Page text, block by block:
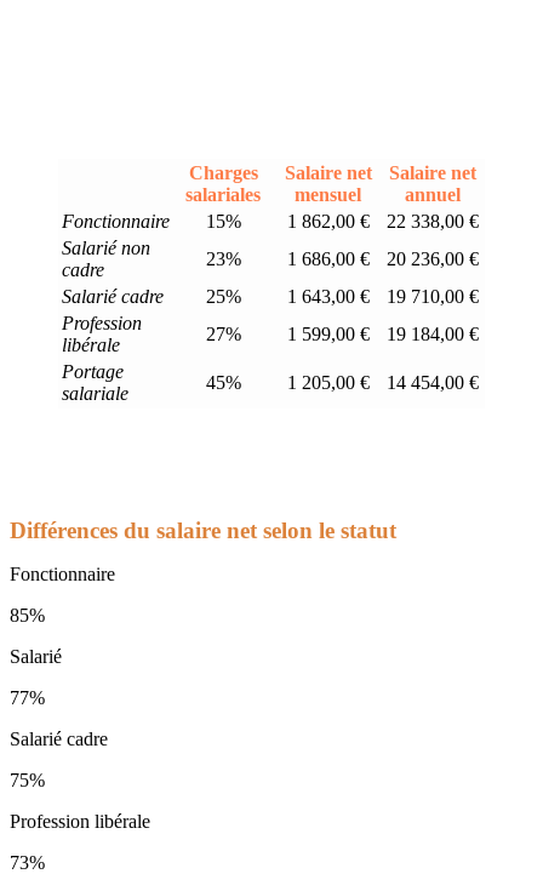
Charges
salariales
Salaire net
mensuel
Salaire net
annuel
Fonctionnaire
15% 1 862,00 €
22 338,00 €
Salarié non
cadre
23% 1 686,00 €
20 236,00 €
Salarié cadre
25% 1 643,00 €
19 710,00 €
Profession
libérale
27% 1 599,00 €
19 184,00 €
Portage
salariale
45% 1 205,00 € 14 454,00 €
Différences du salaire net selon le statut
Fonctionnaire
85%
Salarié
77%
Salarié cadre
75%
Profession libérale
73%